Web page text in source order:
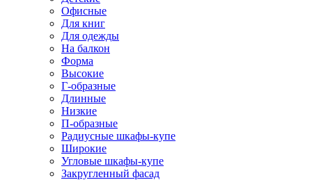
Офисные
Для книг
Для одежды
На балкон
Форма
Высокие
Г-образные
Длинные
Низкие
П-образные
Радиусные шкафы-купе
Широкие
Угловые шкафы-купе
Закругленный фасад